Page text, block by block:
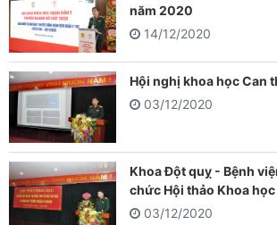
năm 2020
14/12/2020
Hội nghị khoa học Can
03/12/2020
Khoa Đột quỵ - Bệnh
chức Hội thảo Khoa học
03/12/2020